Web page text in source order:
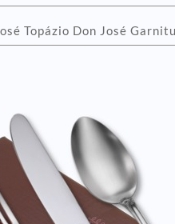
Topázio Don José